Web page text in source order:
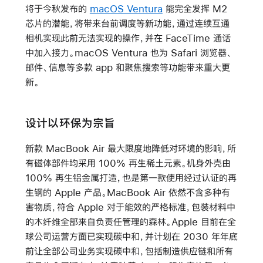
将于今秋发布的 macOS Ventura 能完全发挥 M2
芯片的潜能，将带来台前调度等新功能，通过连续互通
相机实现此前无法实现的操作，并在 FaceTime 通话
中加入接力。macOS Ventura 也为 Safari 浏览器、
邮件、信息等多款 app 和聚焦搜索等功能带来重大更
新。
设计以环保为宗旨
新款 MacBook Air 最大限度地降低对环境的影响，所
有磁体部件均采用 100% 再生稀土元素。机身外壳由
100% 再生铝金属打造，也是第一款使用经过认证的再
生钢的 Apple 产品。MacBook Air 依然不含多种有
害物质，符合 Apple 对于能效的严格标准，包装材料中
的木纤维全部来自负责任管理的森林。Apple 目前在全
球公司运营方面已实现碳中和，并计划在 2030 年年底
前让全部公司业务实现碳中和，包括制造供应链和所有